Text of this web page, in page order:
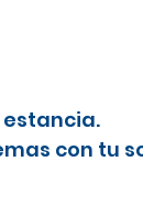
con tu